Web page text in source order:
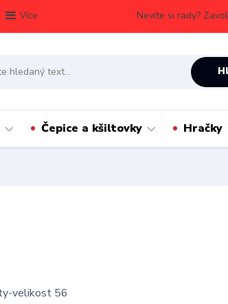
Více Nevíte si rady?
Čepice a kšiltovky Hračky